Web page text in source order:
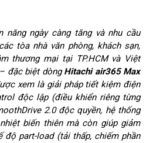
năng ngày càng tăng và nhu cầu
tòa nhà văn phòng, khách sạn,
thương mại tại TP.HCM và Việt
đặc biệt dòngHitachi air365 Max
xem là giải pháp tiết kiệm điện
độc lập (điều khiển riêng từng
2.0 độc quyền, hệ thống
biến thiên mà còn giúp giảm
part-load (tải thấp, chiếm phần